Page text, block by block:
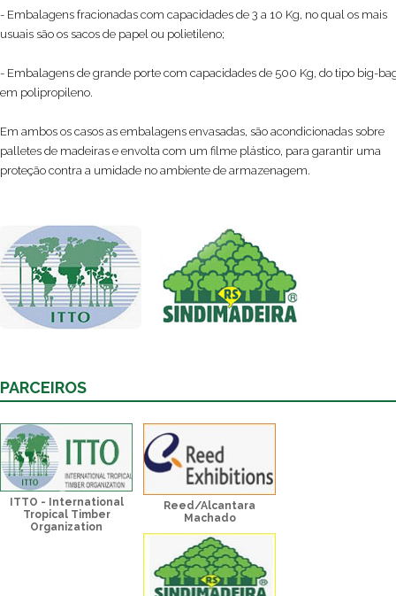
- Embalagens fracionadas com capacidades de 3 a 10 Kg, no qual os mais
usuais são os sacos de papel ou polietileno;
- Embalagens de grande porte com capacidades de 500 Kg, do tipo big-
em polipropileno.
Em ambos os casos as embalagens envasadas, são acondicionadas sobre
palletes de madeiras e envolta com um filme plástico, para garantir uma
proteção contra a umidade no ambiente de armazenagem.
PARCEIROS
ITTO - International
Tropical Timber
Organization
Reed/Alcantara
Machado